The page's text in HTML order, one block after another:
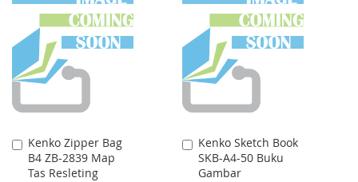
WISH
LIST
COMPARE
Kenko Zipper Bag
B4 ZB-2839 Map
Tas Resleting
Add
to
Cart
Kenko Sketch Book
SKB-A4-50 Buku
Gambar
Add
to
Cart